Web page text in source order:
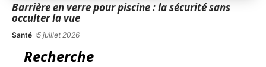
Barrière en verre pour piscine : la sécurité sans
occulter la vue
Santé 5 juillet 2026
Recherche